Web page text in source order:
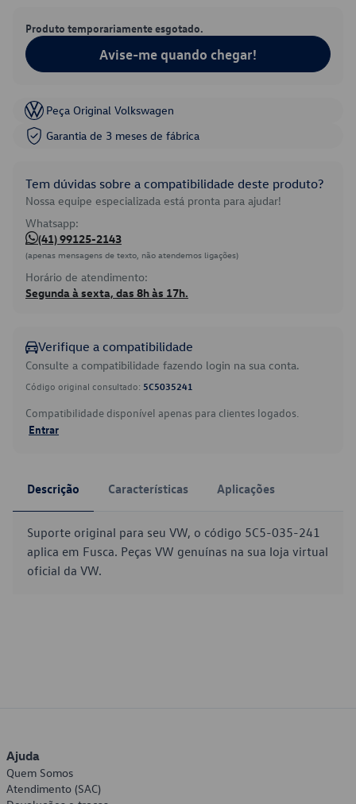
Produto temporariamente esgotado.
Avise-me quando chegar!
Peça Original Volkswagen
Garantia de 3 meses de fábrica
Tem dúvidas sobre a compatibilidade deste produto?
Nossa equipe especializada está pronta para ajudar!
Whatsapp:
(41) 99125-2143
(apenas mensagens de texto, não atendemos ligações)
Horário de atendimento:
Segunda à sexta, das 8h às 17h.
Verifique a compatibilidade
Consulte a compatibilidade fazendo login na sua conta.
Código original consultado: 5C5035241
Compatibilidade disponível apenas para clientes logados.
Entrar
Descrição Características Aplicações
Suporte original para seu VW, o código 5C5-035-241
aplica em Fusca. Peças VW genuínas na sua loja virtual
oficial da VW.
Ajuda
Quem Somos
Atendimento (SAC)